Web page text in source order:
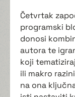
Četvrtak
programski
donosi
autora te
koji
ili makro
na ona